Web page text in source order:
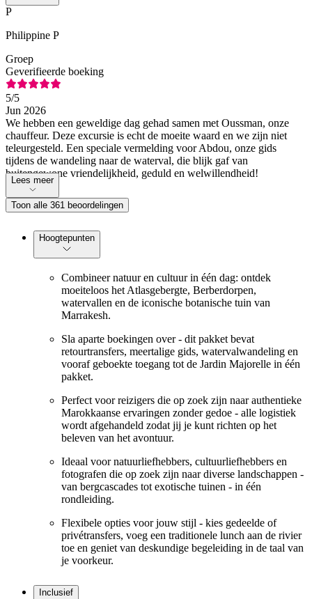
P
Philippine P
Groep
Geverifieerde boeking
5/5
Jun 2026
We hebben een geweldige dag gehad samen met Oussman, onze
chauffeur. Deze excursie is echt de moeite waard en we zijn niet
teleurgesteld. Een speciale vermelding voor Abdou, onze gids
tijdens de wandeling naar de waterval, die blijk gaf van
buitengewone vriendelijkheid, geduld en welwillendheid!
Lees meer
Toon alle 361 beoordelingen
Hoogtepunten
Combineer natuur en cultuur in één dag: ontdek
moeiteloos het Atlasgebergte, Berberdorpen,
watervallen en de iconische botanische tuin van
Marrakesh.
Sla aparte boekingen over - dit pakket bevat
retourtransfers, meertalige gids, watervalwandeling en
vooraf geboekte toegang tot de Jardin Majorelle in één
pakket.
Perfect voor reizigers die op zoek zijn naar authentieke
Marokkaanse ervaringen zonder gedoe - alle logistiek
wordt afgehandeld zodat jij je kunt richten op het
beleven van het avontuur.
Ideaal voor natuurliefhebbers, cultuurliefhebbers en
fotografen die op zoek zijn naar diverse landschappen -
van bergcascades tot exotische tuinen - in één
rondleiding.
Flexibele opties voor jouw stijl - kies gedeelde of
privétransfers, voeg een traditionele lunch aan de rivier
toe en geniet van deskundige begeleiding in de taal van
je voorkeur.
Inclusief